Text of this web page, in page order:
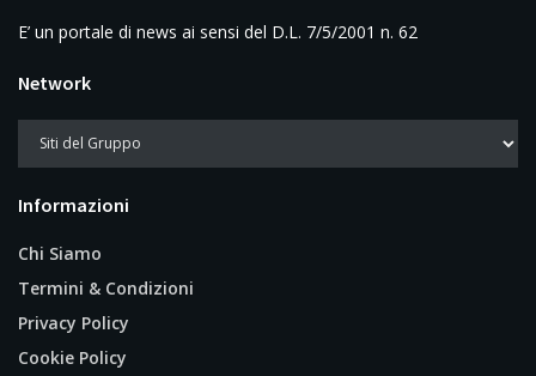
E’ un portale di news ai sensi del D.L. 7/5/2001 n. 62
Network
Informazioni
Chi Siamo
Termini & Condizioni
Privacy Policy
Cookie Policy